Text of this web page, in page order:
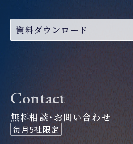
資料ダウンロード
Contact
無料相談・お問い合わせ
毎月5社限定